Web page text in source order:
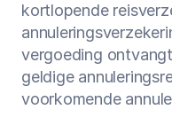
kortlopende
vergoeding
geldige
voorkomende